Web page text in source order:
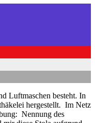
Luftmaschen besteht. In
hergestellt. Im Netz
Nennung des